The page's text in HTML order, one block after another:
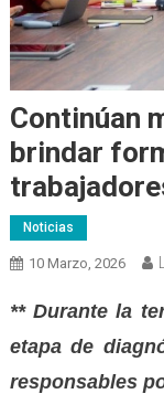
Continúan
brindar
Noticias
10 Marzo, 2026
** Durante la
etapa de
responsables